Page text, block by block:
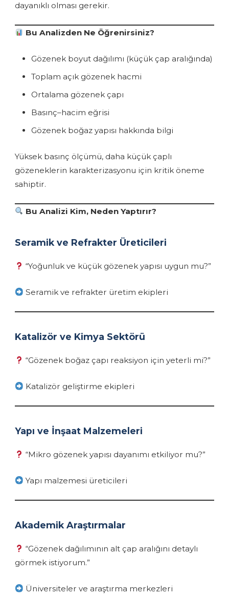
dayanıklı olması gerekir.
Bu Analizden Ne Öğrenirsiniz?
Gözenek boyut dağılımı (küçük çap aralığında)
Toplam açık gözenek hacmi
Ortalama gözenek çapı
Basınç–hacim eğrisi
Gözenek boğaz yapısı hakkında bilgi
Yüksek basınç ölçümü, daha küçük çaplı
gözeneklerin karakterizasyonu için kritik öneme
sahiptir.
Bu Analizi Kim, Neden Yaptırır?
Seramik ve Refrakter Üreticileri
“Yoğunluk ve küçük gözenek yapısı uygun mu?”
Seramik ve refrakter üretim ekipleri
Katalizör ve Kimya Sektörü
“Gözenek boğaz çapı reaksiyon için yeterli mi?”
Katalizör geliştirme ekipleri
Yapı ve İnşaat Malzemeleri
“Mikro gözenek yapısı dayanımı etkiliyor mu?”
Yapı malzemesi üreticileri
Akademik Araştırmalar
“Gözenek dağılımının alt çap aralığını detaylı
görmek istiyorum.”
Üniversiteler ve araştırma merkezleri